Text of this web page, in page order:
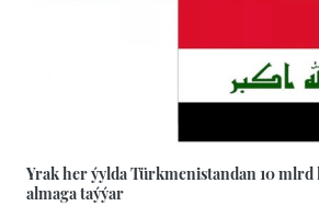
Yrak her ýylda Türkmenistandan 10 mlrd
almaga taýýar